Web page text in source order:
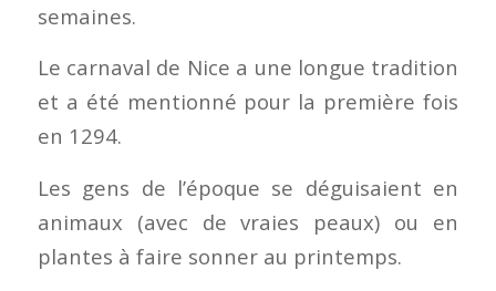
semaines.
Le carnaval de Nice a une longue tradition
et a été mentionné pour la première fois
en 1294.
Les gens de l’époque se déguisaient en
animaux (avec de vraies peaux) ou en
plantes à faire sonner au printemps.